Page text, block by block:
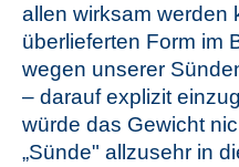
allen wirksam werden
überlieferten Form im
wegen unserer
– darauf explizit
würde das Gewicht
„Sünde" allzusehr in